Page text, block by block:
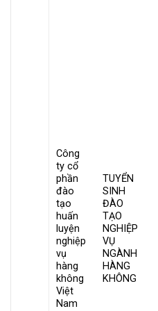
Công
ty cổ
phần
đào
tạo
huấn
luyện
nghiệp
vụ
hàng
không
Việt
Nam
TUYỂN
SINH
ĐÀO
TẠO
NGHIỆP
VỤ
NGÀNH
HÀNG
KHÔNG